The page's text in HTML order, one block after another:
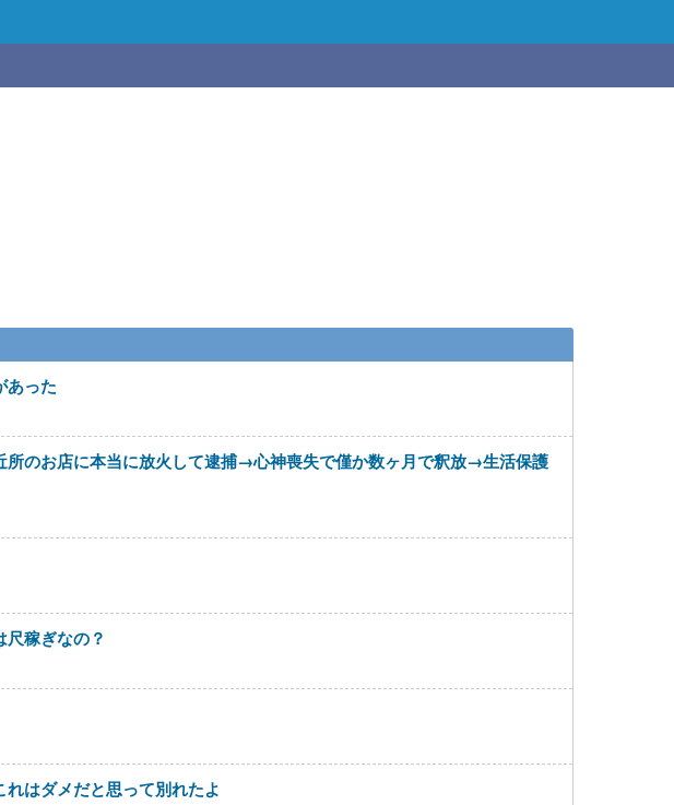
あった
のお店に本当に放火して逮捕→心神喪失で僅か数ヶ月で釈放→生活保護
稼ぎなの？
はダメだと思って別れたよ